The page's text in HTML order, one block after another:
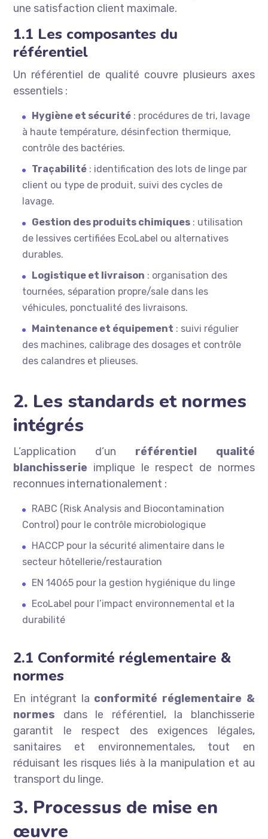
une satisfaction client maximale.
1.1 Les composantes du
référentiel
Un référentiel de qualité couvre plusieurs axes
essentiels :
Hygiène et sécurité : procédures de tri, lavage
à haute température, désinfection thermique,
contrôle des bactéries.
Traçabilité : identification des lots de linge par
client ou type de produit, suivi des cycles de
lavage.
Gestion des produits chimiques : utilisation
de lessives certifiées EcoLabel ou alternatives
durables.
Logistique et livraison : organisation des
tournées, séparation propre/sale dans les
véhicules, ponctualité des livraisons.
Maintenance et équipement : suivi régulier
des machines, calibrage des dosages et contrôle
des calandres et plieuses.
2. Les standards et normes
intégrés
L’application d’un référentiel qualité
blanchisserie implique le respect de normes
reconnues internationalement :
RABC (Risk Analysis and Biocontamination
Control) pour le contrôle microbiologique
HACCP pour la sécurité alimentaire dans le
secteur hôtellerie/restauration
EN 14065 pour la gestion hygiénique du linge
EcoLabel pour l’impact environnemental et la
durabilité
2.1 Conformité réglementaire &
normes
En intégrant la conformité réglementaire &
normes dans le référentiel, la blanchisserie
garantit le respect des exigences légales,
sanitaires et environnementales, tout en
réduisant les risques liés à la manipulation et au
transport du linge.
3. Processus de mise en
œuvre